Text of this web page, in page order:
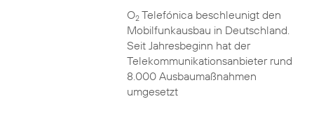
O2Telefónica beschleunigt den
Mobilfunkausbau in Deutschland.
Seit Jahresbeginn hat der
Telekommunikationsanbieter rund
8.000 Ausbaumaßnahmen
umgesetzt